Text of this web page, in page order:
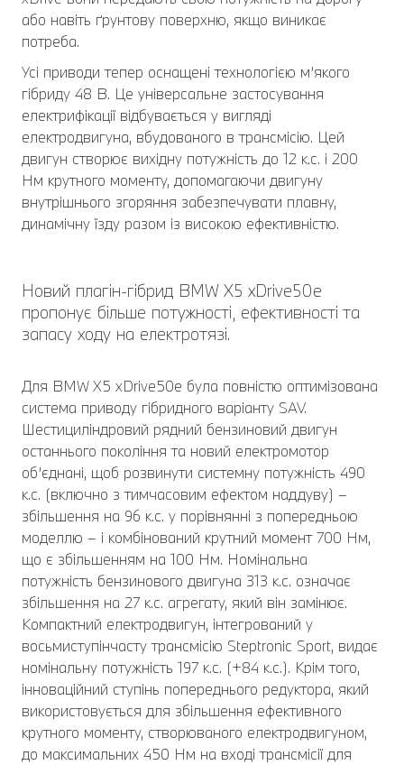
або навіть ґрунтову поверхню, якщо виникає
потреба.
Усі приводи тепер оснащені технологією м’якого
гібриду 48 В. Це універсальне застосування
електрифікації відбувається у вигляді
електродвигуна, вбудованого в трансмісію. Цей
двигун створює вихідну потужність до 12 к.с. і 200
Нм крутного моменту, допомагаючи двигуну
внутрішнього згоряння забезпечувати плавну,
динамічну їзду разом із високою ефективністю.
Новий плагін-гібрид BMW X5 xDrive50e
пропонує більше потужності, ефективності та
запасу ходу на електротязі.
Для BMW X5 xDrive50e була повністю оптимізована
система приводу гібридного варіанту SAV.
Шестициліндровий рядний бензиновий двигун
останнього покоління та новий електромотор
об’єднані, щоб розвинути системну потужність 490
к.с. (включно з тимчасовим ефектом наддуву) –
збільшення на 96 к.с. у порівнянні з попередньою
моделлю – і комбінований крутний момент 700 Нм,
що є збільшенням на 100 Нм. Номінальна
потужність бензинового двигуна 313 к.с. означає
збільшення на 27 к.с. агрегату, який він замінює.
Компактний електродвигун, інтегрований у
восьмиступінчасту трансмісію Steptronic Sport, видає
номінальну потужність 197 к.с. (+84 к.с.). Крім того,
інноваційний ступінь попереднього редуктора, який
використовується для збільшення ефективного
крутного моменту, створюваного електродвигуном,
до максимальних 450 Нм на вході трансмісії для